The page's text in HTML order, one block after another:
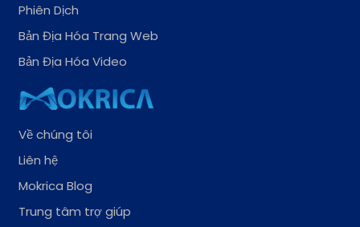
Phiên Dịch
Bản Địa Hóa Trang Web
Bản Địa Hóa Video
Về chúng tôi
Liên hệ
Mokrica Blog
Trung tâm trợ giúp